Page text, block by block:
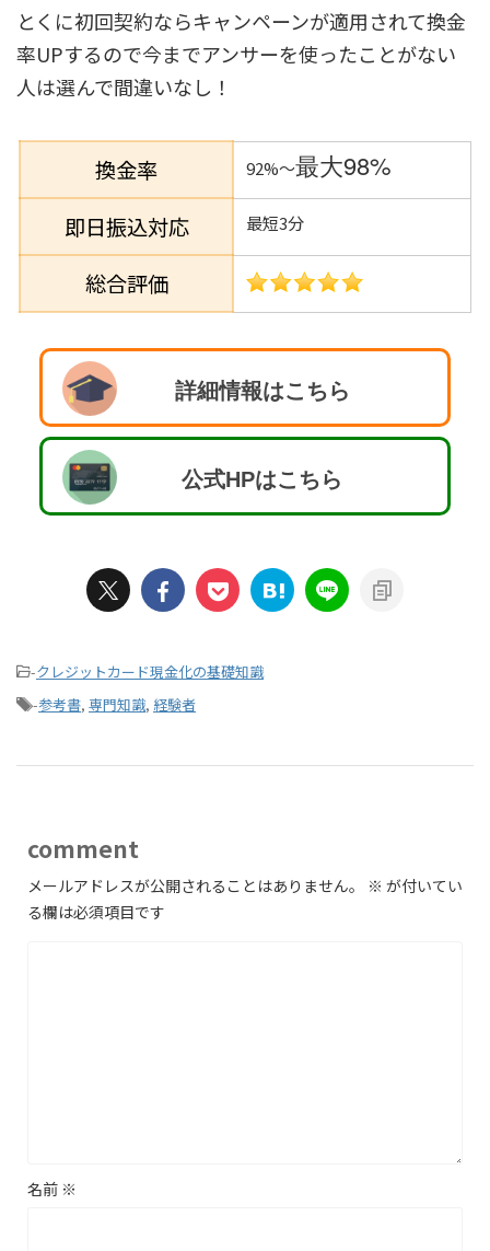
とくに初回契約ならキャンペーンが適用されて換金
率UPするので今までアンサーを使ったことがない
人は選んで間違いなし！
換金率 92%～最大98%
即日振込対応 最短3分
総合評価
詳細情報はこちら
公式HPはこちら
-クレジットカード現金化の基礎知識
-参考書, 専門知識, 経験者
comment
メールアドレスが公開されることはありません。 ※ が付いてい
る欄は必須項目です
名前 ※